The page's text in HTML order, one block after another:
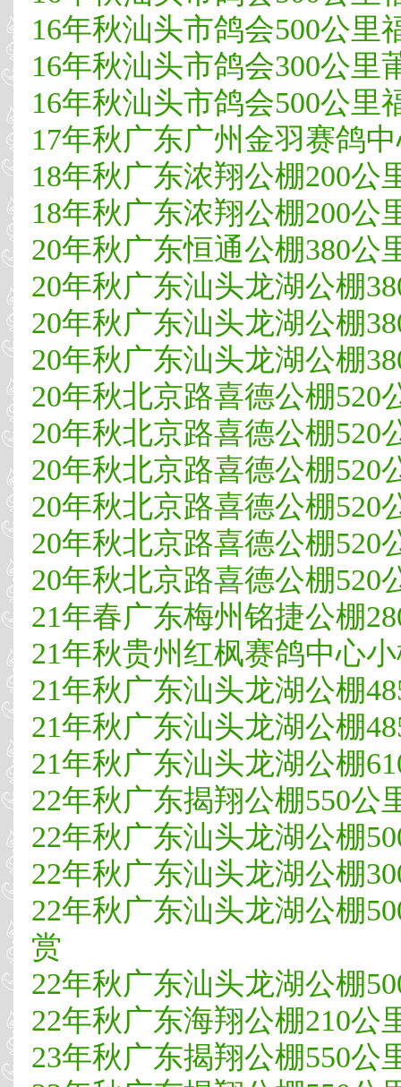
16年秋汕头市鸽会500公里
16年秋汕头市鸽会300公里
16年秋汕头市鸽会500公里
17年秋广东广州金羽赛鸽
18年秋广东浓翔公棚200公
18年秋广东浓翔公棚200公
20年秋广东恒通公棚380公
20年秋广东汕头龙湖公棚
20年秋广东汕头龙湖公棚
20年秋广东汕头龙湖公棚
20年秋北京路喜德公棚520
20年秋北京路喜德公棚520
20年秋北京路喜德公棚520
20年秋北京路喜德公棚520
20年秋北京路喜德公棚520
20年秋北京路喜德公棚520
21年春广东梅州铭捷公棚
21年秋贵州红枫赛鸽中心
21年秋广东汕头龙湖公棚
21年秋广东汕头龙湖公棚
21年秋广东汕头龙湖公棚
22年秋广东揭翔公棚550公
22年秋广东汕头龙湖公棚
22年秋广东汕头龙湖公棚
22年秋广东汕头龙湖公棚
赏
22年秋广东汕头龙湖公棚
22年秋广东海翔公棚210公
23年秋广东揭翔公棚550公